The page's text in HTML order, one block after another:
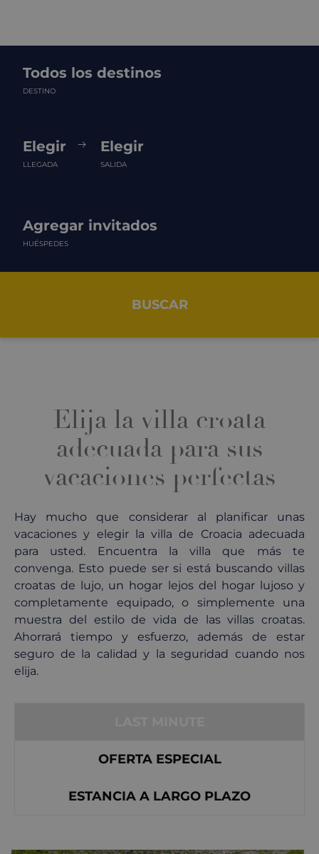
Todos los destinos
DESTINO
Elegir
LLEGADA
Elegir
SALIDA
Agregar invitados
HUÉSPEDES
BUSCAR
Elija la villa croata
adecuada para sus
vacaciones perfectas
Hay mucho que considerar al planificar unas
vacaciones y elegir la villa de Croacia adecuada
para usted. Encuentra la villa que más te
convenga. Esto puede ser si está buscando villas
croatas de lujo, un hogar lejos del hogar lujoso y
completamente equipado, o simplemente una
muestra del estilo de vida de las villas croatas.
Ahorrará tiempo y esfuerzo, además de estar
seguro de la calidad y la seguridad cuando nos
elija.
OFERTA ESPECIAL
ESTANCIA A LARGO PLAZO